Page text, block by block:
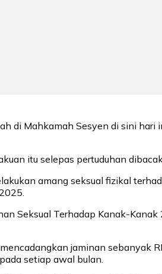
di Mahkamah Sesyen di sini
itu selepas pertuduhan
amang seksual fizikal
Seksual Terhadap Kanak-
jaminan sebanyak
setiap awal bulan.